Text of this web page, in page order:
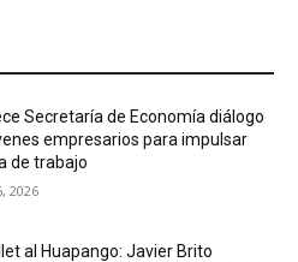
Secretaría de Economía diálogo
empresarios para impulsar
de trabajo
2026
al Huapango: Javier Brito